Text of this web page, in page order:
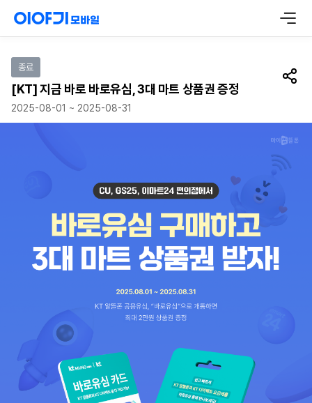
종료
[KT] 지금 바로 바로유심, 3대 마트 상품권 증정 공유
2025-08-01 ~ 2025-08-31